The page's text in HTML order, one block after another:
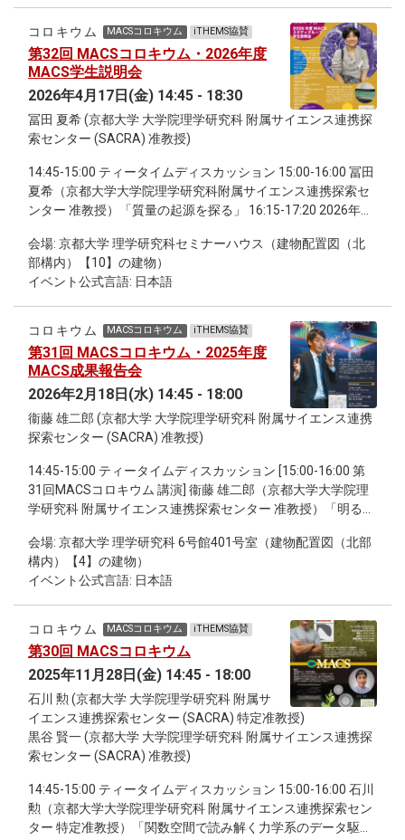
コロキウム MACSコロキウム iTHEMS協賛
第32回 MACSコロキウム・2026年度
MACS学生説明会
2026年4月17日(金) 14:45 - 18:30
冨田 夏希 (京都大学 大学院理学研究科 附属サイエンス連携探
索センター (SACRA) 准教授)
14:45-15:00 ティータイムディスカッション 15:00-16:00 冨田
夏希（京都大学大学院理学研究科附属サイエンス連携探索セ
ンター 准教授）「質量の起源を探る」 16:15-17:20 2026年度
会場: 京都大学 理学研究科セミナーハウス（建物配置図（北
部構内）【10】の建物）
イベント公式言語: 日本語
コロキウム MACSコロキウム iTHEMS協賛
第31回 MACSコロキウム・2025年度
MACS成果報告会
2026年2月18日(水) 14:45 - 18:00
衞藤 雄二郎 (京都大学 大学院理学研究科 附属サイエンス連携
探索センター (SACRA) 准教授)
14:45-15:00 ティータイムディスカッション [15:00-16:00 第
31回MACSコロキウム 講演] 衞藤 雄二郎（京都大学大学院理
学研究科 附属サイエンス連携探索センター 准教授）「明るい
果報告会] 16:10-17:10 各スタディグルーブ フラッシュトーク
17:10-18:00 参加学生によるポスター発表
会場: 京都大学 理学研究科 6号館401号室（建物配置図（北部
構内）【4】の建物）
イベント公式言語: 日本語
コロキウム MACSコロキウム iTHEMS協賛
第30回 MACSコロキウム
2025年11月28日(金) 14:45 - 18:00
石川 勲 (京都大学 大学院理学研究科 附属サ
イエンス連携探索センター (SACRA) 特定准教授)
黒谷 賢一 (京都大学 大学院理学研究科 附属サイエンス連携探
索センター (SACRA) 准教授)
14:45-15:00 ティータイムディスカッション 15:00-16:00 石川
勲（京都大学大学院理学研究科 附属サイエンス連携探索セン
ター 特定准教授）「関数空間で読み解く力学系のデータ駆動